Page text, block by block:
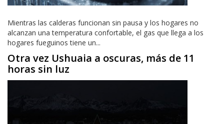
Mientras las calderas funcionan sin pausa y los hogares no
alcanzan una temperatura confortable, el gas que llega a los
hogares fueguinos tiene un...
Otra vez Ushuaia a oscuras, más de 11
horas sin luz